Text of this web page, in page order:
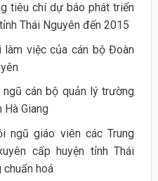
tiêu chí dự báo phát triển
Thái Nguyên đến 2015
việc của cán bộ Đoàn
ngũ cán bộ quản lý trường
Hà Giang
ngũ giáo viên các Trung
cấp huyện tỉnh Thái
hoá